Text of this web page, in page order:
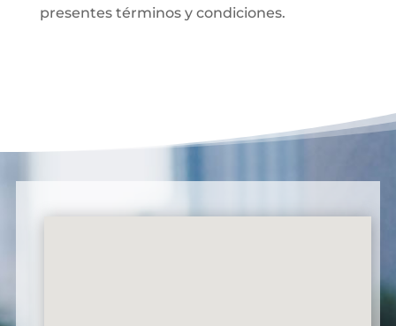
presentes términos y condiciones.